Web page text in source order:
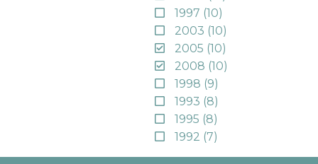
1997 (10)
2003 (10)
2005 (10)
2008 (10)
1998 (9)
1993 (8)
1995 (8)
1992 (7)